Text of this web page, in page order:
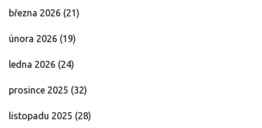
března 2026 (21)
února 2026 (19)
ledna 2026 (24)
prosince 2025 (32)
listopadu 2025 (28)